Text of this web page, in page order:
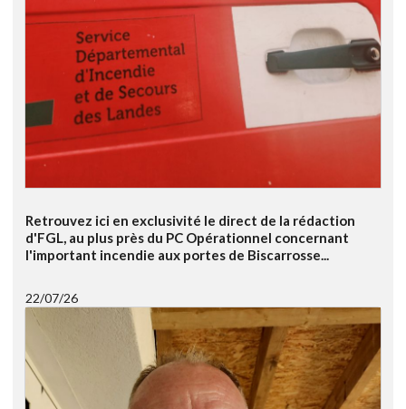
Retrouvez ici en exclusivité le direct de la rédaction
d'FGL, au plus près du PC Opérationnel concernant
l'important incendie aux portes de Biscarrosse...
22/07/26